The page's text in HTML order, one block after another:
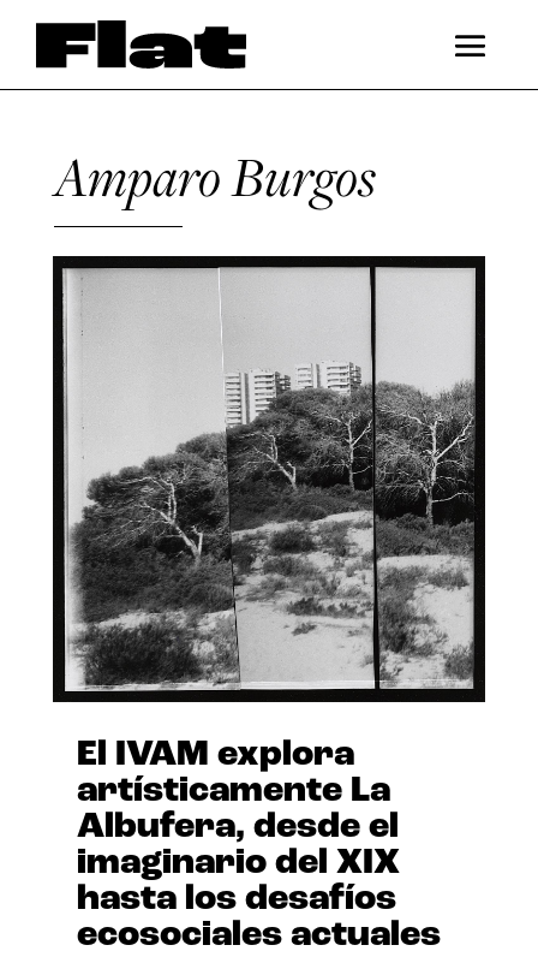
Amparo Burgos
El IVAM explora
artísticamente La
Albufera, desde el
imaginario del XIX
hasta los desafíos
ecosociales actuales